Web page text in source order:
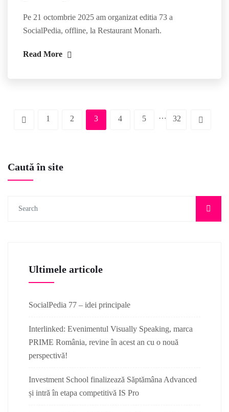
Pe 21 octombrie 2025 am organizat editia 73 a
SocialPedia, offline, la Restaurant Monarh.
Read More
1 2 3 4 5 … 32
Caută în site
Ultimele articole
SocialPedia 77 – idei principale
Interlinked: Evenimentul Visually Speaking, marca
PRIME România, revine în acest an cu o nouă
perspectivă!
Investment School finalizează Săptămâna Advanced
și intră în etapa competitivă IS Pro